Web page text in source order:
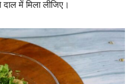
में मिला लीजिए।